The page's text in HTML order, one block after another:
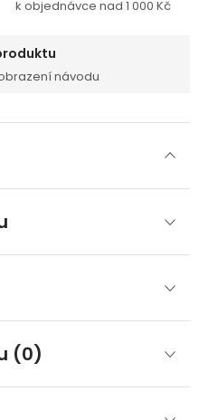
k objednávce nad 1 000 Kč
návodu
(0)